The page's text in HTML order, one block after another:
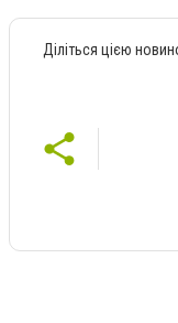
Діліться цією